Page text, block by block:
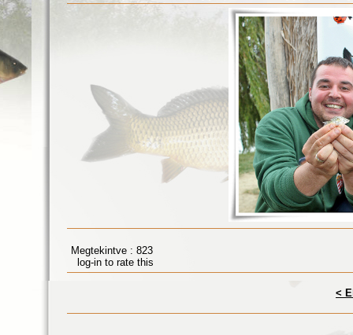
Megtekintve : 823
log-in to rate this
<